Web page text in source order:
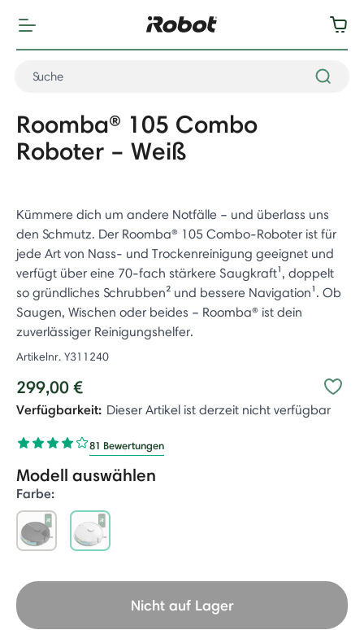
Roomba® 105 Combo
Roboter – Weiß
Kümmere dich um andere Notfälle – und überlass uns
den Schmutz. Der Roomba® 105 Combo-Roboter ist für
jede Art von Nass- und Trockenreinigung geeignet und
verfügt über eine 70-fach stärkere Saugkraft¹, doppelt
so gründliches Schrubben² und bessere Navigation¹. Ob
Saugen, Wischen oder beides – Roomba® ist dein
zuverlässiger Reinigungshelfer.
Artikelnr. Y311240
299,00 €
Verfügbarkeit: Dieser Artikel ist derzeit nicht verfügbar
81 Bewertungen
Modell auswählen
Farbe:
Nicht auf Lager